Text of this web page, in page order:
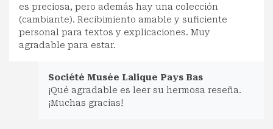
es preciosa, pero además hay una colección
(cambiante). Recibimiento amable y suficiente
personal para textos y explicaciones. Muy
agradable para estar.
Société Musée Lalique Pays Bas
¡Qué agradable es leer su hermosa reseña.
¡Muchas gracias!